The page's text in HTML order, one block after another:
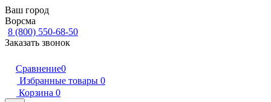
Ваш город
Ворсма
8 (800) 550-68-50
Заказать звонок
Сравнение0
Избранные товары 0
Корзина 0